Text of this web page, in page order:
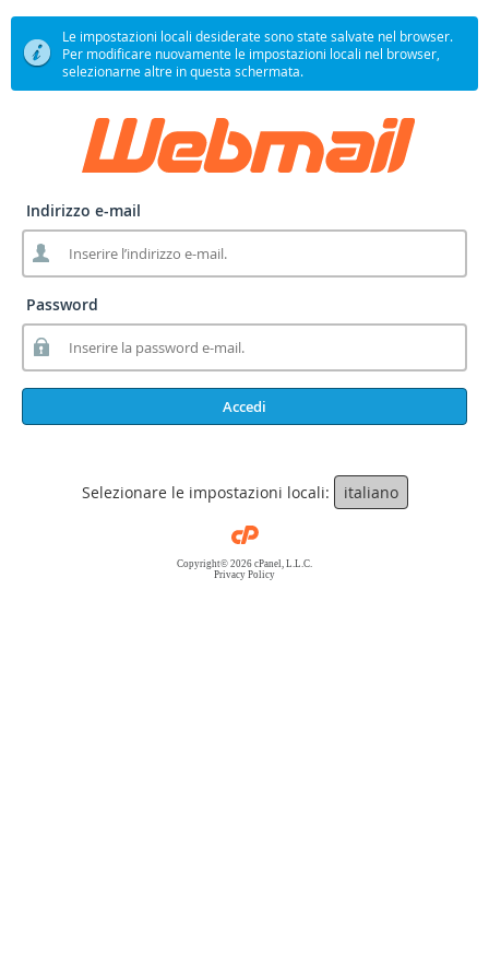
Le impostazioni locali desiderate sono state salvate nel browser.
Per modificare nuovamente le impostazioni locali nel browser,
selezionarne altre in questa schermata.
Indirizzo e-mail
Password
Accedi
Selezionare le impostazioni locali: italiano
Copyright© 2026 cPanel, L.L.C.
Privacy Policy